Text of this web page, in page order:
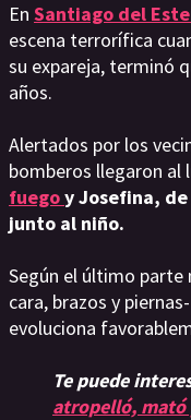
En Santiago del
escena terrorífica
su expareja, terminó
años.
Alertados por los
bomberos llegaron al
fuegoy Josefina,
junto al niño.
Según el último parte
cara, brazos y
evoluciona
Te puede
atropelló, mató